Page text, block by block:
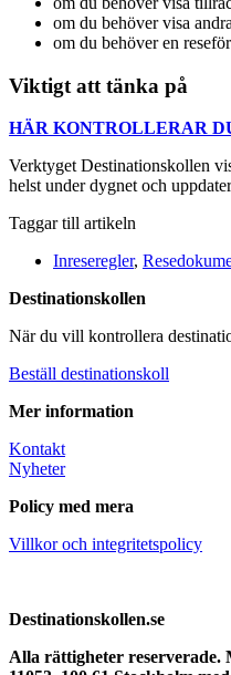
om du behöver visa
om du behöver en
Viktigt att tänka på
HÄR KONTROLLERAR
Verktyget Destinationskollen
helst under dygnet och
Taggar till artikeln
Inreseregler,
Destinationskollen
När du vill kontrollera
Beställ destinationskoll
Mer information
Kontakt
Nyheter
Policy med mera
Villkor och integritetspolicy
Destinationskollen.se
Alla rättigheter reserverade.